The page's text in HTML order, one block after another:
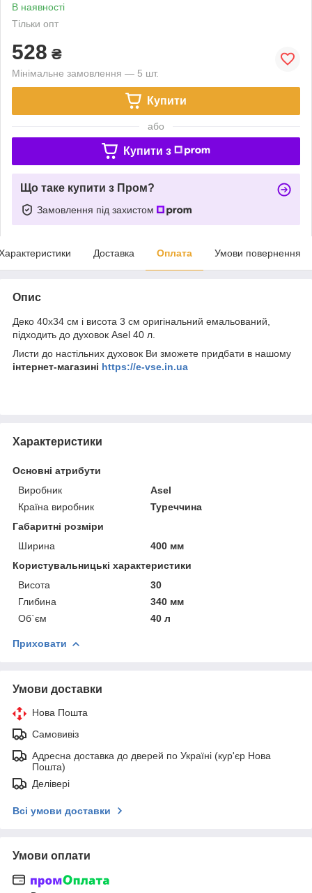
В наявності
Тільки опт
528 ₴
Мінімальне замовлення — 5 шт.
Купити
або
Купити з
Що таке купити з Пром?
Замовлення під захистом
Доставка Оплата Умови повернення
Опис
Деко 40х34 см і висота 3 см оригінальний емальований,
підходить до духовок Asel 40 л.
Листи до настільних духовок Ви зможете придбати в нашому
інтернет-магазині https://e-vse.in.ua
Характеристики
Основні атрибути
Виробник
Asel
Країна виробник
Туреччина
Габаритні розміри
Ширина
400 мм
Користувальницькі характеристики
Висота
30
Глибина
340 мм
Об`єм
40 л
Приховати
Умови доставки
Нова Пошта
Самовивіз
Адресна доставка до дверей по Україні (кур'єр Нова
Пошта)
Делівері
Всі умови доставки
Умови оплати